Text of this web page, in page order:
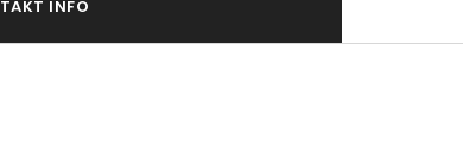
INFO